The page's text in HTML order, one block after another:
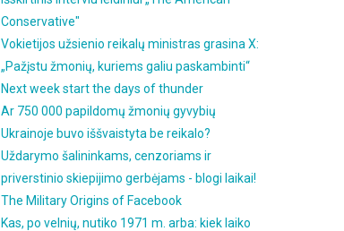
Conservative"
Vokietijos užsienio reikalų ministras grasina X:
„Pažįstu žmonių, kuriems galiu paskambinti“
Next week start the days of thunder
Ar 750 000 papildomų žmonių gyvybių
Ukrainoje buvo iššvaistyta be reikalo?
Uždarymo šalininkams, cenzoriams ir
priverstinio skiepijimo gerbėjams - blogi laikai!
The Military Origins of Facebook
Kas, po velnių, nutiko 1971 m. arba: kiek laiko